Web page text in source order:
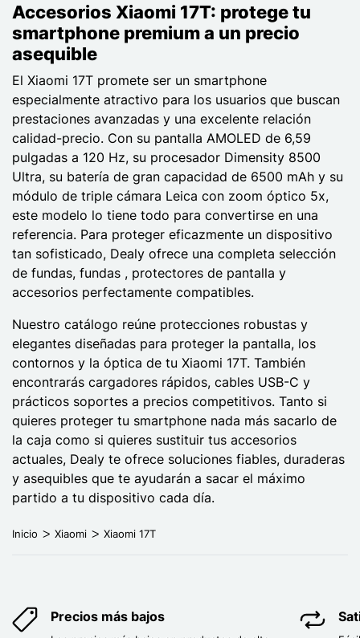
Accesorios Xiaomi 17T: protege tu
smartphone premium a un precio
asequible
El Xiaomi 17T promete ser un smartphone
especialmente atractivo para los usuarios que buscan
prestaciones avanzadas y una excelente relación
calidad-precio. Con su pantalla AMOLED de 6,59
pulgadas a 120 Hz, su procesador Dimensity 8500
Ultra, su batería de gran capacidad de 6500 mAh y su
módulo de triple cámara Leica con zoom óptico 5x,
este modelo lo tiene todo para convertirse en una
referencia. Para proteger eficazmente un dispositivo
tan sofisticado, Dealy ofrece una completa selección
de fundas, fundas , protectores de pantalla y
accesorios perfectamente compatibles.
Nuestro catálogo reúne protecciones robustas y
elegantes diseñadas para proteger la pantalla, los
contornos y la óptica de tu Xiaomi 17T. También
encontrarás cargadores rápidos, cables USB-C y
prácticos soportes a precios competitivos. Tanto si
quieres proteger tu smartphone nada más sacarlo de
la caja como si quieres sustituir tus accesorios
actuales, Dealy te ofrece soluciones fiables, duraderas
y asequibles que te ayudarán a sacar el máximo
partido a tu dispositivo cada día.
Inicio Xiaomi Xiaomi 17T
Precios más bajos